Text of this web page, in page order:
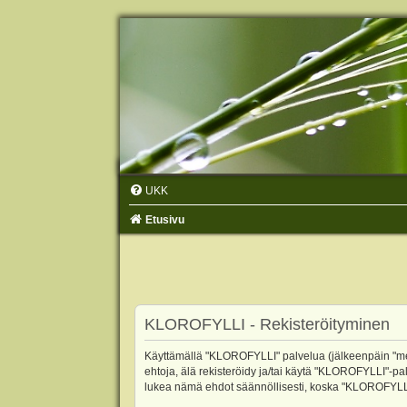
UKK
Etusivu
KLOROFYLLI - Rekisteröityminen
Käyttämällä "KLOROFYLLI" palvelua (jälkeenpäin
ehtoja, älä rekisteröidy ja/tai käytä "KLOROFYLLI"-
lukea nämä ehdot säännöllisesti, koska